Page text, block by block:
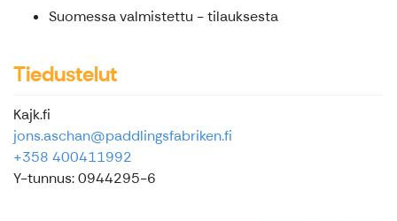
Suomessa valmistettu - tilauksesta
Tiedustelut
Kajk.fi
jons.aschan@paddlingsfabriken.fi
+358 400411992
Y-tunnus: 0944295-6